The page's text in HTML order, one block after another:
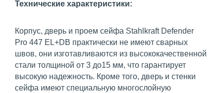
Технические характеристики:
Корпус, дверь и проем сейфа Stahlkraft Defender
Pro 447 EL+DB практически не имеют сварных
швов, они изготавливаются из высококачественной
стали толщиной от 3 до15 мм, что гарантирует
высокую надежность. Кроме того, дверь и стенки
сейфа имеют специальную многослойную